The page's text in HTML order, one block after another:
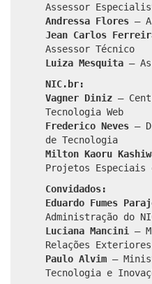
Assessor
Andressa Flores –
Jean Carlos
Assessor Técnico
Luiza Mesquita –
NIC.br:
Vagner Diniz –
Tecnologia Web
Frederico Neves –
de Tecnologia
Milton Kaoru
Projetos Especiais
Convidados:
Eduardo Fumes
Administração do
Luciana Mancini
–
Relações Exteriores
Paulo Alvim –
Tecnologia e